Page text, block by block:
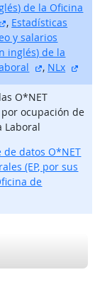
de la Oficina
sitio externo
, Estadísticas
y salarios
inglés) de la
sitio
, NLx
O*NET
ocupación de
Laboral
de datos O*NET
(EP, por sus
de